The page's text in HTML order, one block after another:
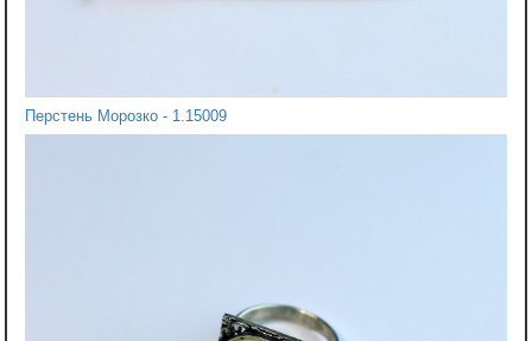
Перстень Морозко - 1.15009